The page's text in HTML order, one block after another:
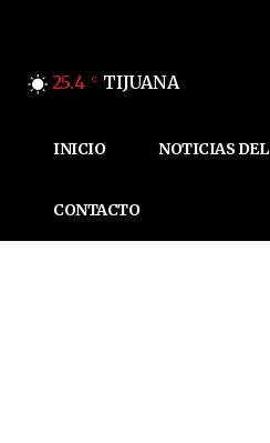
25.4 C TIJUANA
INICIO NOTICIAS
CONTACTO